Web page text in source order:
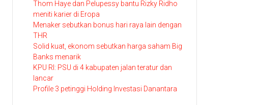
Thom Haye dan Pelupessy bantu Rizky Ridho
meniti karier di Eropa
Menaker sebutkan bonus hari raya lain dengan
THR
Solid kuat, ekonom sebutkan harga saham Big
Banks menarik
KPU RI: PSU di 4 kabupaten jalan teratur dan
lancar
Profile 3 petinggi Holding Investasi Danantara